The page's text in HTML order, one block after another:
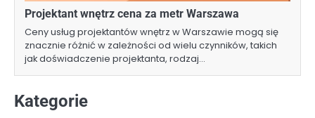
Projektant wnętrz cena za metr Warszawa
Ceny usług projektantów wnętrz w Warszawie mogą się
znacznie różnić w zależności od wielu czynników, takich
jak doświadczenie projektanta, rodzaj…
Kategorie